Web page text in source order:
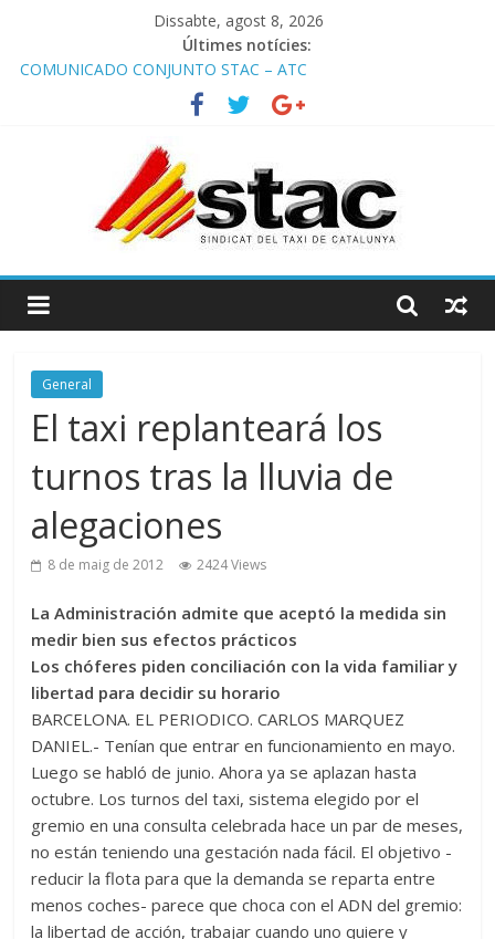
Dissabte, agost 8, 2026
Últimes notícies:
COMUNICADO CONJUNTO STAC – ATC
Comunicado STAC/ ATC de la reunión con los Mossos d
‘Esquadra del aeropuerto de Barcelona.
Programa de Radio TAXI LIBRE 29.07.2026 en COOLTURA FM.
STAC/ATC SOLICITAN TAULA TÈCNICA PARA MEJORAR LA
OPERATIVA DE ENTRADA EN EL PUERTO DE BARCELONA.
Programa de Radio TAXI LIBRE 22.07.2026 en COOLTURA FM.
General
El taxi replanteará los
turnos tras la lluvia de
alegaciones
8 de maig de 2012 2424 Views
La Administración admite que aceptó la medida sin
medir bien sus efectos prácticos
Los chóferes piden conciliación con la vida familiar y
libertad para decidir su horario
BARCELONA. EL PERIODICO. CARLOS MARQUEZ
DANIEL.- Tenían que entrar en funcionamiento en mayo.
Luego se habló de junio. Ahora ya se aplazan hasta
octubre. Los turnos del taxi, sistema elegido por el
gremio en una consulta celebrada hace un par de meses,
no están teniendo una gestación nada fácil. El objetivo -
reducir la flota para que la demanda se reparta entre
menos coches- parece que choca con el ADN del gremio:
la libertad de acción, trabajar cuando uno quiere y